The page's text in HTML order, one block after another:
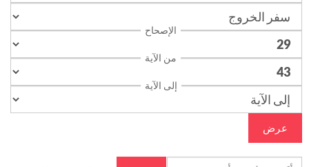
الإصحاح
من الآية
إلى الآية
عرض